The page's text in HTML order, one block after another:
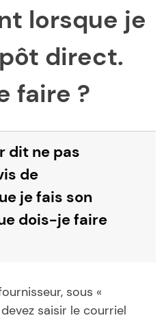
lorsque je
direct.
faire ?
dit ne pas
de
je fais son
dois-je faire
sous «
saisir le courriel